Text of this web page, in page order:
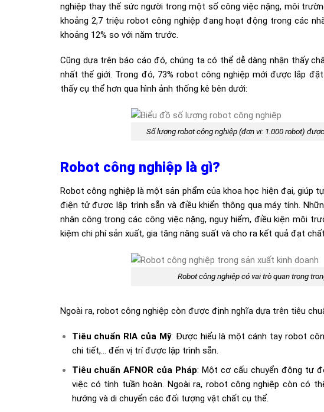
nghiệp thay thế sức người trong một số công việc nặng, môi
khoảng 2,7 triệu robot công nghiệp đang hoạt động trong các
khoảng 12% so với năm trước.
Cũng dựa trên báo cáo đó, chúng ta có thể dễ dàng nhận thấy
nhất thế giới. Trong đó, 73% robot công nghiệp mới được lắp
thấy cụ thể hơn qua hình ảnh thống kê bên dưới:
Số lượng robot công nghiệp (đơn vị: 1.000 robot)
Robot công nghiệp là gì?
Robot công nghiệp là một sản phẩm của khoa học hiện đại,
điện tử được lập trình sẵn và điều khiển thông qua máy tính.
nhân công trong các công việc nặng, nguy hiểm, điều kiện môi
kiệm chi phí sản xuất, gia tăng năng suất và cho ra kết quả đạt
Robot công nghiệp có vai trò quan trọng
Ngoài ra, robot công nghiệp còn được định nghĩa dựa trên tiêu
Tiêu chuẩn RIA của Mỹ: Được hiểu là một cánh tay robot
chi tiết,… đến vị trí được lập trình sẵn.
Tiêu chuẩn AFNOR của Pháp: Một cơ cấu chuyển động tự
việc có tính tuần hoàn. Ngoài ra, robot công nghiệp còn có
hướng và di chuyển các đối tượng vật chất cụ thể.